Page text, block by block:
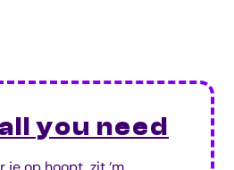
you need